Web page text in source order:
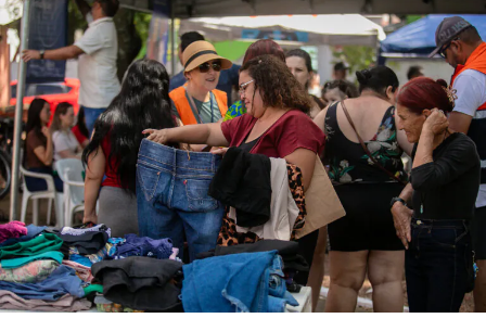
atenderão população em geral.
Lote 2 – 55 novas autorizações para táxis convencionais,
destinadas exclusivamente para pessoas jurídicas.
Atenderá a população em geral.
Lote 3 – Dez novas licenças para táxis especiais
adaptados, destinadas para pessoas físicas. Os carros
atenderão prioritariamente pessoas com deficiência e
com mobilidade reduzida. O táxi especial poderá executar
o serviço convencional nos momentos em que não
houver usuários com deficiência ou mobilidade reduzida
a serem transportados.